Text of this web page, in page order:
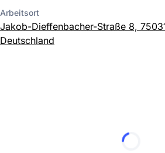
Arbeitsort
Jakob-Dieffenbacher-Straße 8,
Deutschland